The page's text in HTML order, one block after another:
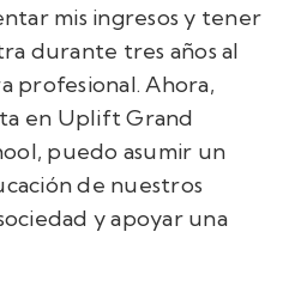
mis ingresos y tener
durante tres años al
profesional. Ahora,
en Uplift Grand
puedo asumir un
de nuestros
y apoyar una